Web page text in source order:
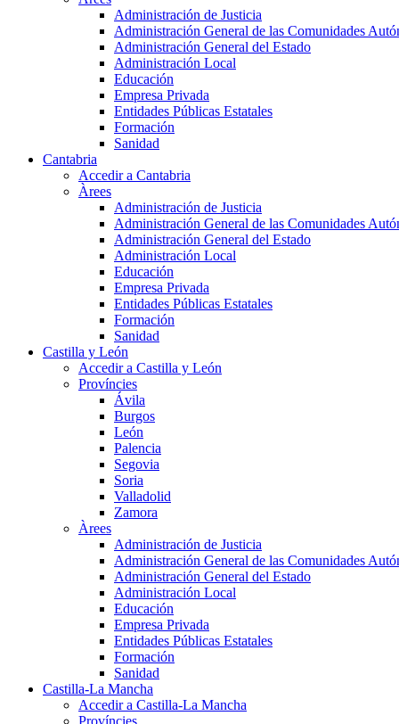
Administración de Justicia
Administración General de las Comunidades
Administración General del Estado
Administración Local
Educación
Empresa Privada
Entidades Públicas Estatales
Formación
Sanidad
Cantabria
Accedir a Cantabria
Àrees
Administración de Justicia
Administración General de las Comunidades
Administración General del Estado
Administración Local
Educación
Empresa Privada
Entidades Públicas Estatales
Formación
Sanidad
Castilla y León
Accedir a Castilla y León
Províncies
Ávila
Burgos
León
Palencia
Segovia
Soria
Valladolid
Zamora
Àrees
Administración de Justicia
Administración General de las Comunidades
Administración General del Estado
Administración Local
Educación
Empresa Privada
Entidades Públicas Estatales
Formación
Sanidad
Castilla-La Mancha
Accedir a Castilla-La Mancha